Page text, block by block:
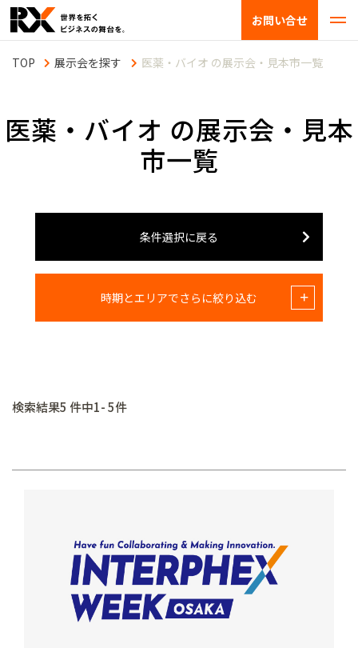
お問い合せ
展示会を探す 医薬・バイオ の展示会・見本市一覧
医薬・バイオ の展示会・見本
市一覧
条件選択に戻る
時期とエリアでさらに絞り込む
検索結果5 件中1- 5件